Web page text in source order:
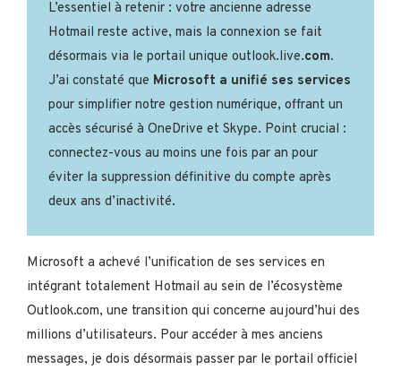
L’essentiel à retenir : votre ancienne adresse
Hotmail reste active, mais la connexion se fait
désormais via le portail unique outlook.live.com.
J’ai constaté que Microsoft a unifié ses services
pour simplifier notre gestion numérique, offrant un
accès sécurisé à OneDrive et Skype. Point crucial :
connectez-vous au moins une fois par an pour
éviter la suppression définitive du compte après
deux ans d’inactivité.
Microsoft a achevé l’unification de ses services en
intégrant totalement Hotmail au sein de l’écosystème
Outlook.com, une transition qui concerne aujourd’hui des
millions d’utilisateurs. Pour accéder à mes anciens
messages, je dois désormais passer par le portail officiel